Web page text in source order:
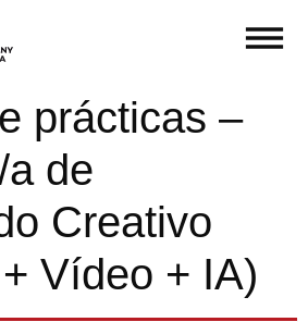
prácticas –
de
Creativo
Vídeo + IA)